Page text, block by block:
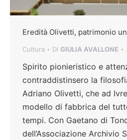
Eredità Olivetti, patrimonio
Cultura Di GIULIA AVALLONE
Spirito pionieristico e
contraddistinsero la
Adriano Olivetti, che ad
modello di fabbrica del
tempi. Con Gaetano di
dell’Associazione Archivio